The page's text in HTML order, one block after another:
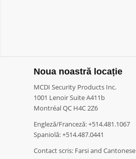
Noua noastră locație
MCDI Security Products Inc.
1001 Lenoir Suite A411b
Montréal QC H4C 2Z6
Engleză/Franceză: +514.481.1067
Spaniolă: +514.487.0441
Contact scris: Farsi and Cantonese